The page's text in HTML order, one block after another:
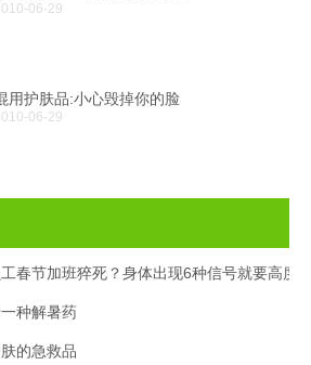
06-29
用护肤品:小心毁掉你的脸
06-29
春节加班猝死？身体出现6种信号就要高度
种解暑药
的急救品